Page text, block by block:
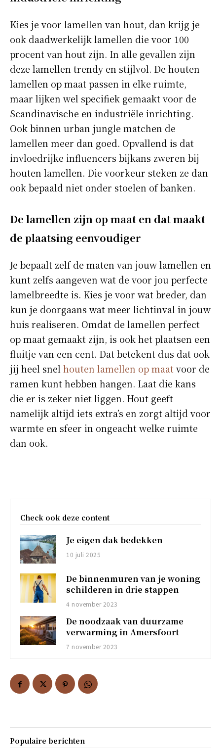
Kies je voor lamellen van hout, dan krijg je
ook daadwerkelijk lamellen die voor 100
procent van hout zijn. In alle gevallen zijn
deze lamellen trendy en stijlvol. De houten
lamellen op maat passen in elke ruimte,
maar lijken wel specifiek gemaakt voor de
Scandinavische en industriële inrichting.
Ook binnen urban jungle matchen de
lamellen meer dan goed. Opvallend is dat
invloedrijke influencers bijkans zweren bij
houten lamellen. Die voorkeur steken ze dan
ook bepaald niet onder stoelen of banken.
De lamellen zijn op maat en dat maakt
de plaatsing eenvoudiger
Je bepaalt zelf de maten van jouw lamellen en
kunt zelfs aangeven wat de voor jou perfecte
lamelbreedte is. Kies je voor wat breder, dan
kun je doorgaans wat meer lichtinval in jouw
huis realiseren. Omdat de lamellen perfect
op maat gemaakt zijn, is ook het plaatsen een
fluitje van een cent. Dat betekent dus dat ook
jij heel snel houten lamellen op maatvoor de
ramen kunt hebben hangen. Laat die kans
die er is zeker niet liggen. Hout geeft
namelijk altijd iets extra’s en zorgt altijd voor
warmte en sfeer in ongeacht welke ruimte
dan ook.
Check ook deze content
Je eigen dak bedekken
10 juli 2025
De binnenmuren van je woning
schilderen in drie stappen
4 november 2023
De noodzaak van duurzame
verwarming in Amersfoort
7 november 2023
Populaire berichten